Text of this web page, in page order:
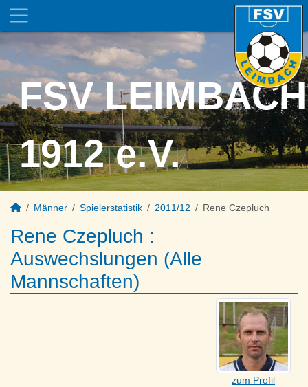
FSV LEIMBACH
1912 e.V.
Männer Spielerstatistik 2011/12 Rene Czepluch
Rene Czepluch :
Auswechslungen (Alle
Mannschaften)
zum Profil